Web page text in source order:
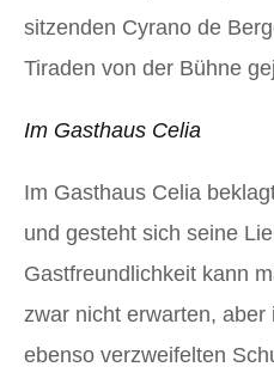
sitzenden Cyrano de
Tiraden von der Bühne
Im Gasthaus Celia
Im Gasthaus Celia
und gesteht sich seine
Gastfreundlichkeit kann
zwar nicht erwarten,
ebenso verzweifelten